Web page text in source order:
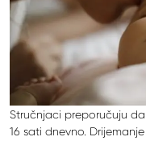
Stručnjaci preporučuju
16 sati dnevno.